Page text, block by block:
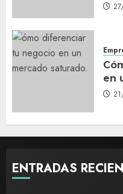
en
ENTRADAS